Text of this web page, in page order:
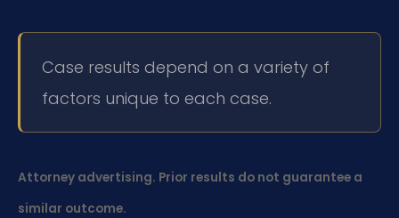
Case results depend on a variety of
factors unique to each case.
Attorney advertising. Prior results do not guarantee a
similar outcome.